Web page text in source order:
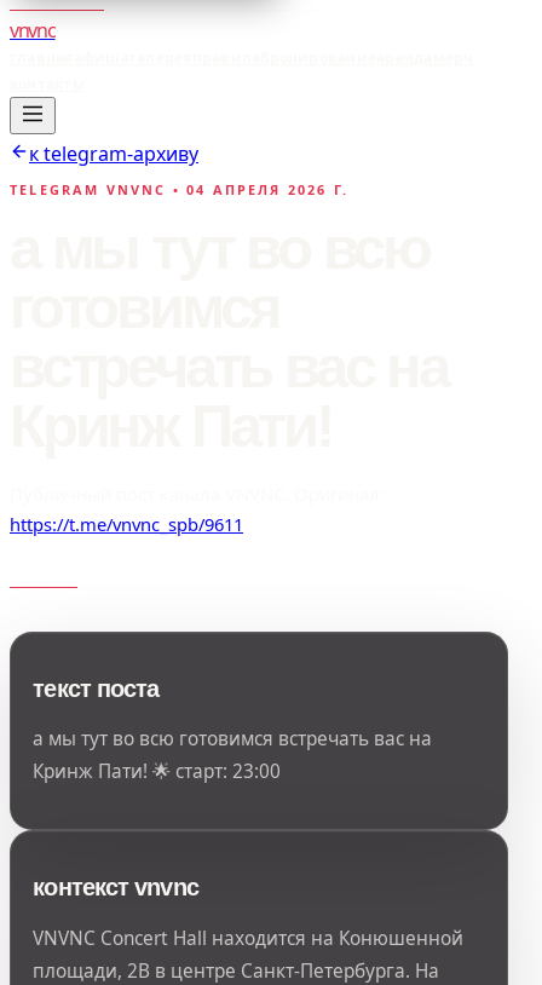
vnvnc
к telegram-архиву
TELEGRAM VNVNC • 04 АПРЕЛЯ 2026 Г.
https://t.me/vnvnc_spb/9611
текст поста
а мы тут во всю готовимся встречать вас на
Кринж Пати! 🌟 старт: 23:00
контекст vnvnc
VNVNC Concert Hall находится на Конюшенной
площади, 2В в центре Санкт-Петербурга. На